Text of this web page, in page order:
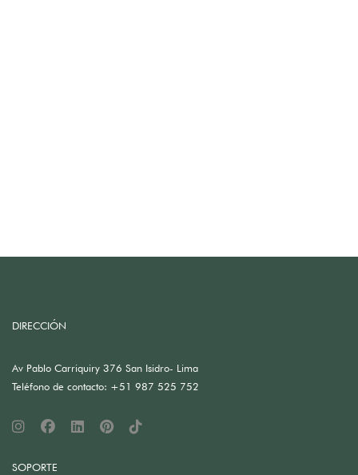
DIRECCIÓN
Av Pablo Carriquiry 376 San Isidro- Lima
Teléfono de contacto: +51 987 525 752
SOPORTE